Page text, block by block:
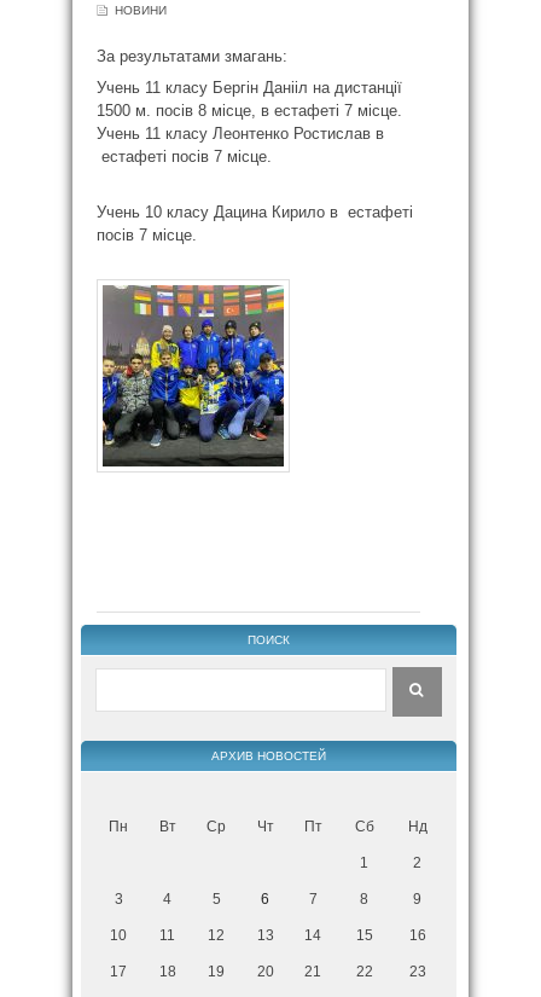
НОВИНИ
За результатами змагань:
Учень 11 класу Бергін Данііл на дистанції
1500 м. посів 8 місце, в естафеті 7 місце.
Учень 11 класу Леонтенко Ростислав в
естафеті посів 7 місце.
Учень 10 класу Дацина Кирило в естафеті
посів 7 місце.
ПОИСК
АРХИВ НОВОСТЕЙ
Пн Вт Ср Чт Пт Сб Нд
1 2
3 4 5 6 7 8 9
10 11 12 13 14 15 16
17 18 19 20 21 22 23